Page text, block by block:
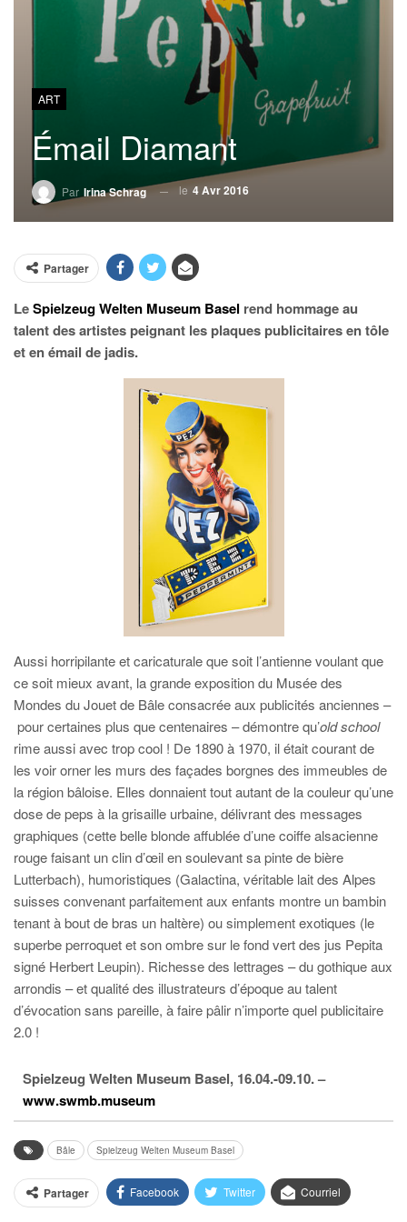
ART
Émail Diamant
Par Irina Schrag le 4 Avr 2016
Partager
LeSpielzeug Welten Museum Basel rend hommage au
talent des artistes peignant les plaques publicitaires en tôle
et en émail de jadis.
Aussi horripilante et caricaturale que soit l’antienne voulant que
ce soit mieux avant, la grande exposition du Musée des
Mondes du Jouet de Bâle consacrée aux publicités anciennes –
pour certaines plus que centenaires – démontre qu’old school
rime aussi avec trop cool ! De 1890 à 1970, il était courant de
les voir orner les murs des façades borgnes des immeubles de
la région bâloise. Elles donnaient tout autant de la couleur qu’une
dose de peps à la grisaille urbaine, délivrant des messages
graphiques (cette belle blonde affublée d’une coiffe alsacienne
rouge faisant un clin d’œil en soulevant sa pinte de bière
Lutterbach), humoristiques (Galactina, véritable lait des Alpes
suisses convenant parfaitement aux enfants montre un bambin
tenant à bout de bras un haltère) ou simplement exotiques (le
superbe perroquet et son ombre sur le fond vert des jus Pepita
signé Herbert Leupin). Richesse des lettrages – du gothique aux
arrondis – et qualité des illustrateurs d’époque au talent
d’évocation sans pareille, à faire pâlir n’importe quel publicitaire
2.0 !
Spielzeug Welten Museum Basel, 16.04.-09.10. –
www.swmb.museum
Bâle Spielzeug Welten Museum Basel
Partager Facebook Twitter Courriel